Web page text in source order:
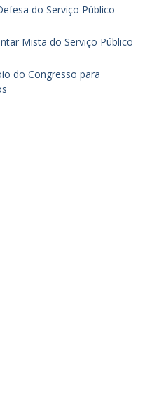
do Serviço Público
Mista do Serviço Público
do Congresso para